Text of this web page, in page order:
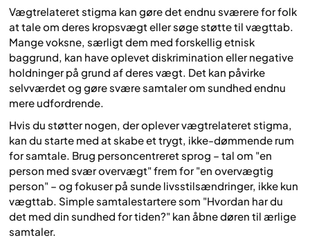
Vægtrelateret stigma kan gøre det endnu sværere for folk
at tale om deres kropsvægt eller søge støtte til vægttab.
Mange voksne, særligt dem med forskellig etnisk
baggrund, kan have oplevet diskrimination eller negative
holdninger på grund af deres vægt. Det kan påvirke
selvværdet og gøre svære samtaler om sundhed endnu
mere udfordrende.
Hvis du støtter nogen, der oplever vægtrelateret stigma,
kan du starte med at skabe et trygt, ikke-dømmende rum
for samtale. Brug personcentreret sprog – tal om "en
person med svær overvægt" frem for "en overvægtig
person" – og fokuser på sunde livsstilsændringer, ikke kun
vægttab. Simple samtalestartere som "Hvordan har du
det med din sundhed for tiden?" kan åbne døren til ærlige
samtaler.